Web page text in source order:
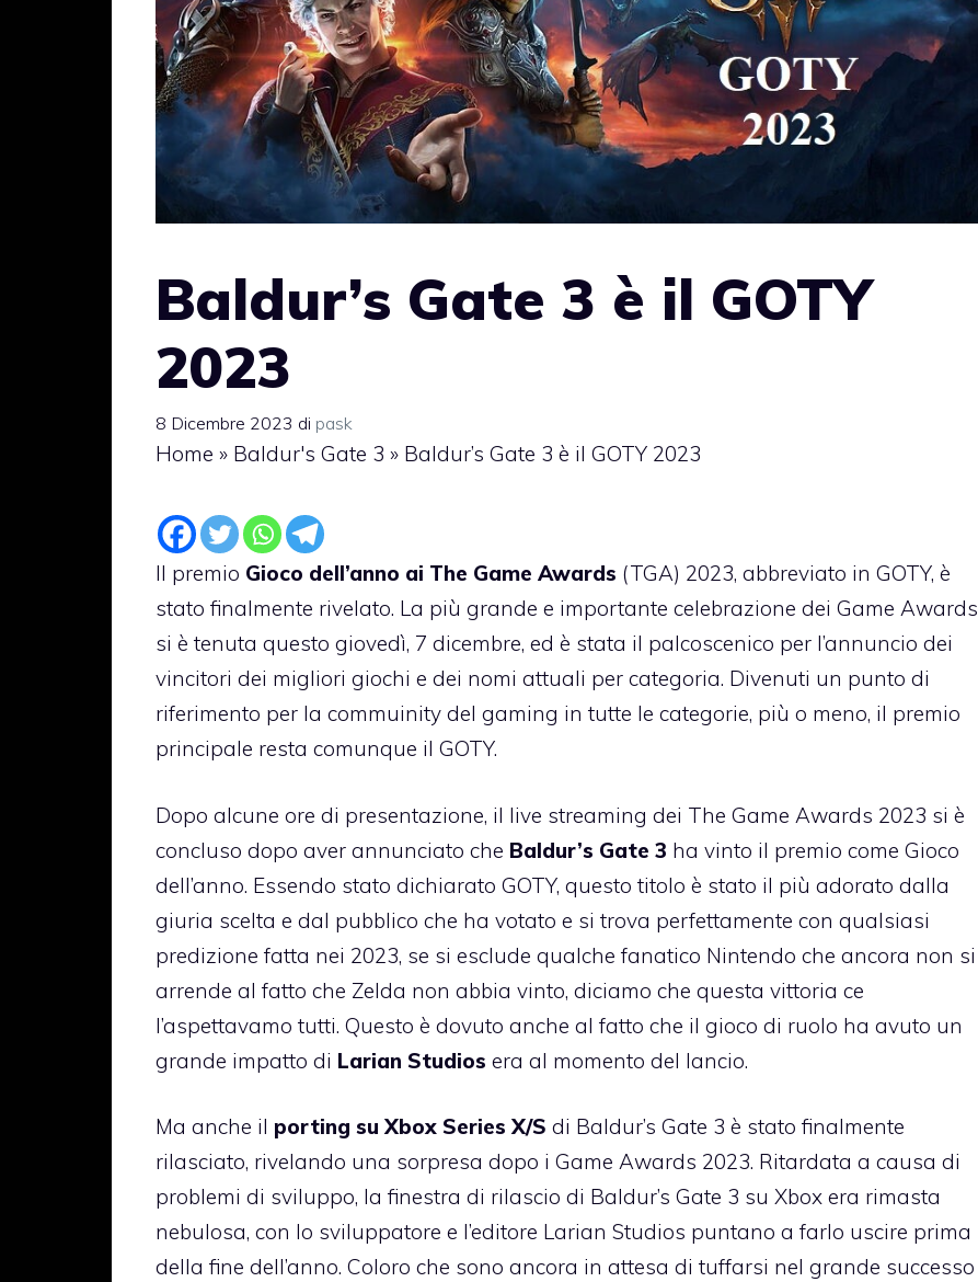
Baldur’s Gate 3 è il GOTY
2023
8 Dicembre 2023 di pask
Home » Baldur's Gate 3 » Baldur’s Gate 3 è il GOTY 2023
Il premio Gioco dell’anno ai The Game Awards (TGA) 2023, abbreviato in GOTY, è
stato finalmente rivelato. La più grande e importante celebrazione dei Game Awards
si è tenuta questo giovedì, 7 dicembre, ed è stata il palcoscenico per l’annuncio dei
vincitori dei migliori giochi e dei nomi attuali per categoria. Divenuti un punto di
riferimento per la commuinity del gaming in tutte le categorie, più o meno, il premio
principale resta comunque il GOTY.
Dopo alcune ore di presentazione, il live streaming dei The Game Awards 2023 si è
concluso dopo aver annunciato che Baldur’s Gate 3 ha vinto il premio come Gioco
dell’anno. Essendo stato dichiarato GOTY, questo titolo è stato il più adorato dalla
giuria scelta e dal pubblico che ha votato e si trova perfettamente con qualsiasi
predizione fatta nei 2023, se si esclude qualche fanatico Nintendo che ancora non si
arrende al fatto che Zelda non abbia vinto, diciamo che questa vittoria ce
l’aspettavamo tutti. Questo è dovuto anche al fatto che il gioco di ruolo ha avuto un
grande impatto di Larian Studios era al momento del lancio.
Ma anche il porting su Xbox Series X/S di Baldur’s Gate 3 è stato finalmente
rilasciato, rivelando una sorpresa dopo i Game Awards 2023. Ritardata a causa di
problemi di sviluppo, la finestra di rilascio di Baldur’s Gate 3 su Xbox era rimasta
nebulosa, con lo sviluppatore e l’editore Larian Studios puntano a farlo uscire prima
della fine dell’anno. Coloro che sono ancora in attesa di tuffarsi nel grande successo